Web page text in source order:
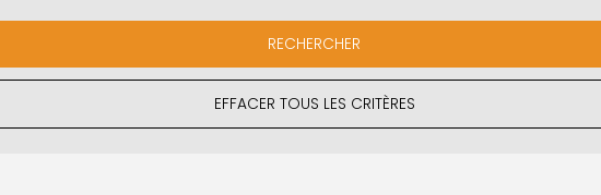
EFFACER TOUS LES CRITÈRES